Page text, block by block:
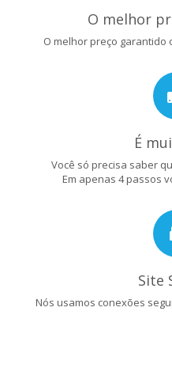
O melhor
O melhor preço
É
Você só precisa saber
Em apenas 4 passos
Site
Nós usamos conexões